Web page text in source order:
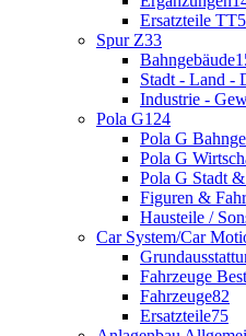
Ersatzteile TT5
Spur Z33
Bahngebäude
Stadt - Land -
Industrie -
Pola G124
Pola G
Pola G
Pola G Stadt
Figuren &
Hausteile /
Car System/Car
Fahrzeuge
Fahrzeuge82
Ersatzteile75